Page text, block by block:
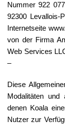
Nummer 922
92300 Levallois-
Internetseite
von der Firma
Web Services
–
Diese
Modalitäten und
denen Koala
Nutzer zur